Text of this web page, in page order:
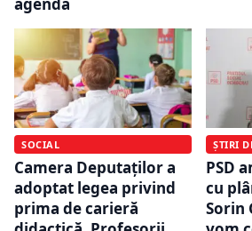
SOCIAL
Camera Deputaților a
adoptat legea privind
prima de carieră
ȘTIRI
PSD
cu
Sorin